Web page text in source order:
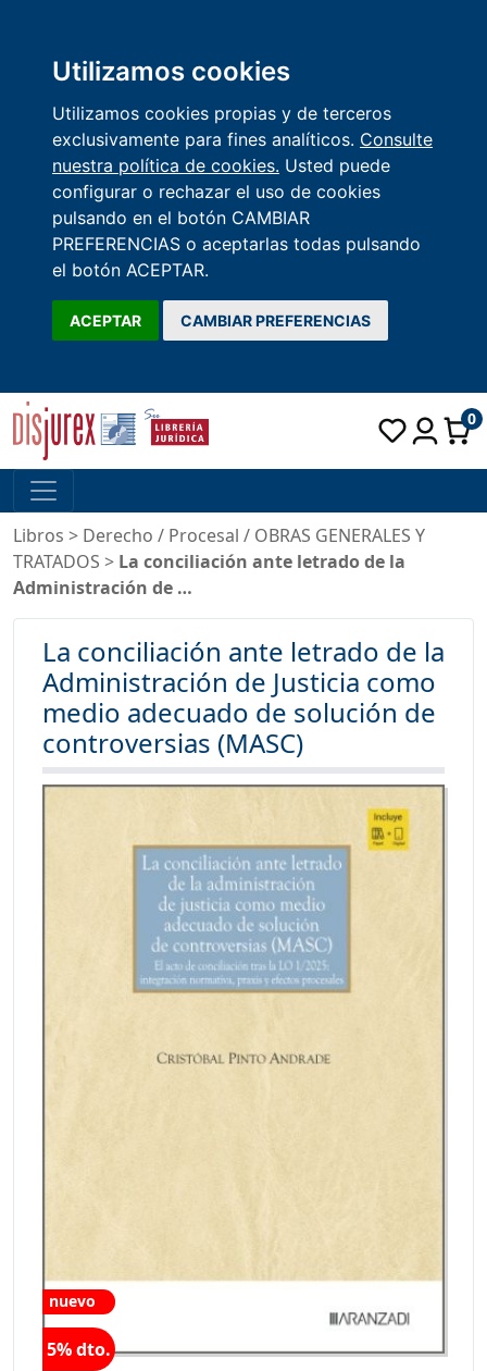
Utilizamos cookies
Utilizamos cookies propias y de terceros
exclusivamente para fines analíticos. Consulte
nuestra política de cookies. Usted puede
configurar o rechazar el uso de cookies
pulsando en el botón CAMBIAR
PREFERENCIAS o aceptarlas todas pulsando
el botón ACEPTAR.
ACEPTAR CAMBIAR PREFERENCIAS
0
Libros > Derecho / Procesal / OBRAS GENERALES Y
TRATADOS > La conciliación ante letrado de la
Administración de …
La conciliación ante letrado de la
Administración de Justicia como
medio adecuado de solución de
controversias (MASC)
nuevo
5% dto.